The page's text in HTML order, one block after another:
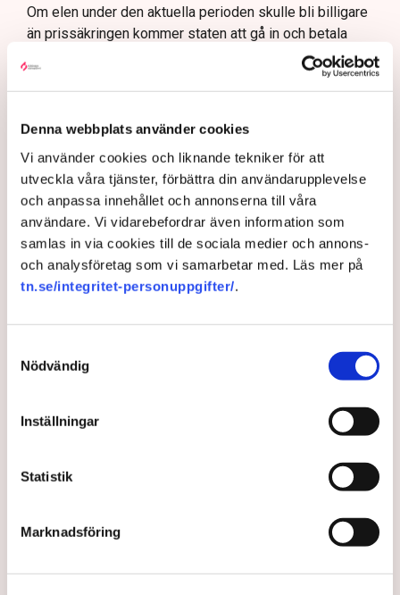
Denna webbplats använder cookies
Vi använder cookies och liknande tekniker för att
utveckla våra tjänster, förbättra din användarupplevelse
och anpassa innehållet och annonserna till våra
användare. Vi vidarebefordrar även information som
samlas in via cookies till de sociala medier och annons-
och analysföretag som vi samarbetar med. Läs mer på
tn.se/integritet-personuppgifter/.
Nödvändig
Inställningar
Statistik
Marknadsföring
Om elen under den aktuella perioden skulle bli billigare
än prissäkringen kommer staten att gå in och betala
mellanskillnaden. Om elpriset är högre än prissäkringen
bygga kärnkraft – så
sjunker värdet på
företagen: ”Alarmerande”
Hållbarhet
I det sistnämnda fallet handlar det alltså om en kostnad
och inte ett lån, men enligt Sekretariatet för finansiering
av ny kärnkraft är summan väldigt högt räknad. Det är
förstås svårt att säga vad elen kommer att kosta om
bolagen att landa någonstans mellan 2 och 7 miljarder
om året. Om det skulle bli 7 miljarder om året i de 40 år
280 miljarder.
”Nu är vi alltså uppe i totalt 880
miljarder avser lån och 400